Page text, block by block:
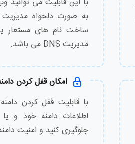
2,530,000تومان
480,000 تومان
1,940,000 تومان
2,580,000 تومان
با این قابلیت می توانید
ساخت نام های مستعار
مدیریت DNS می باشد.
امکان قفل کردن
با قابلیت قفل کردن
اطلاعات دامنه خود و
جلوگیری کنید و امنیت